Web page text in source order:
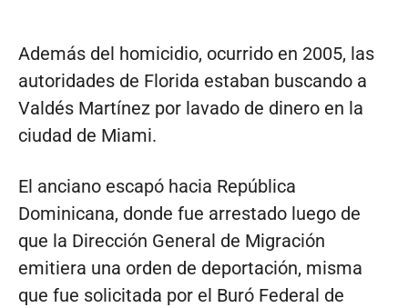
Además del homicidio, ocurrido en 2005, las
autoridades de Florida estaban buscando a
Valdés Martínez por lavado de dinero en la
ciudad de Miami.
El anciano escapó hacia República
Dominicana, donde fue arrestado luego de
que la Dirección General de Migración
emitiera una orden de deportación, misma
que fue solicitada por el Buró Federal de